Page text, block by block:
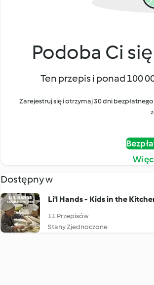
Podoba Ci
Ten przepis i ponad 100
Zarejestruj się i otrzymaj 30 dni
Dostępny w
Li'l Hands - Kids in the
11 Przepisów
Stany Zjednoczone